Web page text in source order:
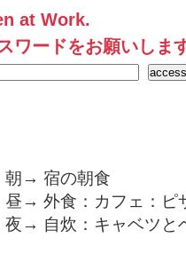
at Work.
ワードをお願いしま
朝→ 宿の朝食
昼→ 外食：カフェ：ピ
夜→ 自炊：キャベツと